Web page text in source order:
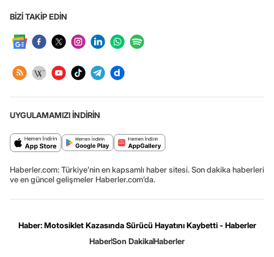
BİZİ TAKİP EDİN
UYGULAMAMIZI İNDİRİN
Haberler.com: Türkiye’nin en kapsamlı haber sitesi. Son dakika haberleri
ve en güncel gelişmeler Haberler.com’da.
Haber: Motosiklet Kazasında Sürücü Hayatını Kaybetti - Haberler
HaberSon DakikaHaberler